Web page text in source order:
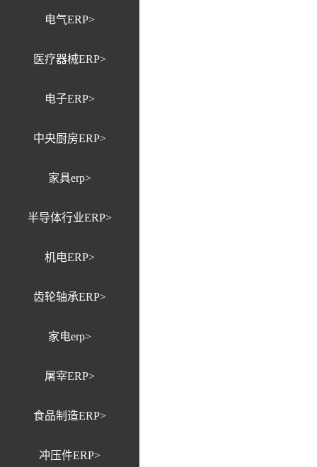
电气ERP>
医疗器械ERP>
电子ERP>
中央厨房ERP>
家具erp>
半导体行业ERP>
机电ERP>
齿轮轴承ERP>
家电erp>
屠宰ERP>
食品制造ERP>
冲压件ERP>